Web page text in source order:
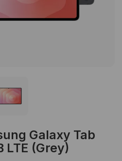
Galaxy Tab
LTE (Grey)